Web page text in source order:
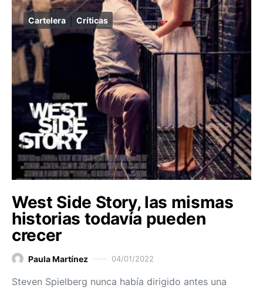
Cartelera Críticas
West Side Story, las mismas
historias todavía pueden
crecer
Paula Martínez 04/01/2022
Steven Spielberg nunca había dirigido antes una